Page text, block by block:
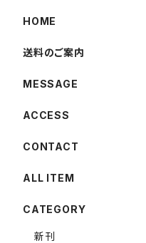
HOME
送料のご案内
MESSAGE
ACCESS
CONTACT
ALL ITEM
CATEGORY
新刊